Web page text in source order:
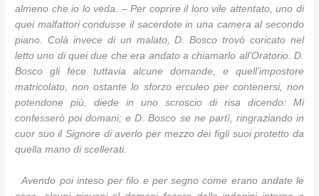
almeno che io lo veda. – Per coprire il loro vile attentato, uno di
quei malfattori condusse il sacerdote in una camera al secondo
piano. Colà invece di un malato, D. Bosco trovò coricato nel
letto uno di quei due che era andato a chiamarlo all’Oratorio. D.
Bosco gli fece tuttavia alcune domande, e quell’impostore
matricolato, non ostante lo sforzo erculeo per contenersi, non
potendone più, diede in uno scroscio di risa dicendo: Mi
confesserò poi domani; e D. Bosco se ne partì, ringraziando in
cuor suo il Signore di averlo per mezzo dei figli suoi protetto da
quella mano di scellerati.
Avendo poi inteso per filo e per segno come erano andate le